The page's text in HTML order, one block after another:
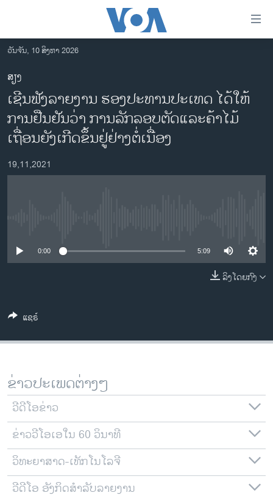
ເຂົ້າ
ຫາ
ຂ້າມ
ຂ້າມ
ຂ້າມ
ໄປ
ຫາ
ຊອກ
ຄົ້ນ
ລາວ
ອາເມຣິກາ
ການເລືອກຕັ້ງ ປະທານາທີບໍດີ ສະຫະລັດ 2024
ໂລກ
ຊຸມຊົນຊາວລາວ
ສຽງ
ລາຍການກະຈາຍສຽງ
ຕິດຕາມພວກເຮົາ ທີ່
ພາສາຕ່າງໆ
ວັນຈັນ, 10 ສິງຫາ 2026
ສຽງ
ເຊີນຟັງລາຍງານ ຮອງປະທານປະເທດ ໄດ້ໃຫ້
ການຢືນຢັນວ່າ ການລັກລອບຕັດແລະຄ້າໄມ້
ເຖື່ອນຍັງເກີດຂຶ້ນຢູ່ຢ່າງຕໍ່ເນື່ອງ
19,11,2021
0:00 5:09
ລິງໂດຍກົງ
ແຊຣ໌
ຂ່າວປະເພດຕ່າງໆ
ວີດີໂອຂ່າວ
ຂ່າວວີໂອເອໃນ 60 ວິນາທີ
ວິທະຍາສາດ-ເທັກໂນໂລຈີ
ວີດີໂອ ອັງກິດສຳລັບລາຍງານ